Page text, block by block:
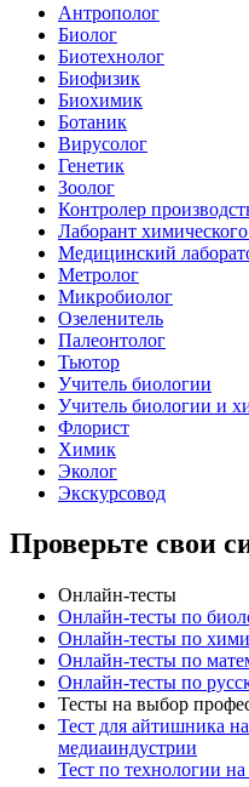
Антрополог
Биолог
Биотехнолог
Биофизик
Биохимик
Ботаник
Вирусолог
Генетик
Зоолог
Контролер
Лаборант химического
Медицинский
Метролог
Микробиолог
Озеленитель
Палеонтолог
Тьютор
Учитель биологии
Учитель биологии и
Флорист
Химик
Эколог
Экскурсовод
Проверьте свои
Онлайн-тесты
Онлайн-тесты по
Онлайн-тесты по
Онлайн-тесты по
Онлайн-тесты по
Тесты на выбор
Тест для айтишника
медиаиндустрии
Тест по технологии